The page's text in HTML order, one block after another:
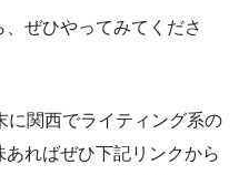
ぜひやってみてくださ
に関西でライティング系の
ればぜひ下記リンクから